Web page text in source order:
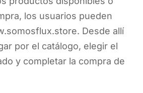
los usuarios pueden
Desde allí
por el catálogo, elegir el
y completar la compra de